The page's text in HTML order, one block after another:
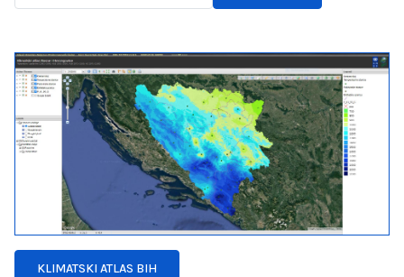
KLIMATSKI ATLAS BIH